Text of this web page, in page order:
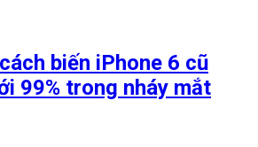
biến iPhone 6 cũ
99% trong nháy mắt